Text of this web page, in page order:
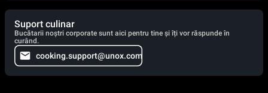
Suport culinar
Bucătarii noștri corporate sunt aici pentru tine și îți vor răspunde în
curând.
cooking.support@unox.com